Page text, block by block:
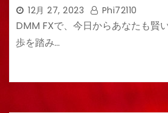
12月 27, 2023 Phi72110
DMM FXで、今日からあなたも賢
歩を踏み…